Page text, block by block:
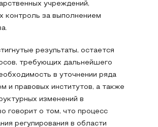
учреждений,
контроль за выполнением
результаты, остается
требующих дальнейшего
в уточнении ряда
и правовых институтов, а также
изменений в
говорит о том, что процесс
регулирования в области